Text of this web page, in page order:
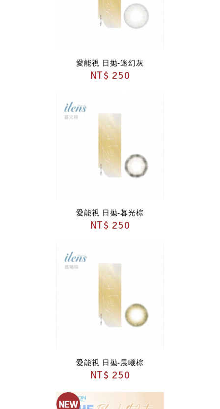
愛能視 日拋-迷幻灰
NT$ 250
愛能視 日拋-暮光棕
NT$ 250
愛能視 日拋-晨曦棕
NT$ 250